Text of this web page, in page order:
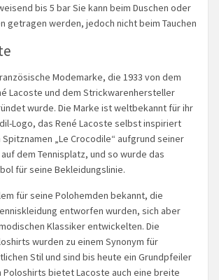
bis 5 bar Sie kann beim Duschen oder
getragen werden, jedoch nicht beim Tauchen
Modemarke, die 1933 von dem
Lacoste und dem Strickwarenhersteller
wurde. Die Marke ist weltbekannt für ihr
Logo, das René Lacoste selbst inspiriert
„Le Crocodile“ aufgrund seiner
dem Tennisplatz, und so wurde das
für seine Bekleidungslinie.
für seine Polohemden bekannt, die
entworfen wurden, sich aber
Klassiker entwickelten. Die
wurden zu einem Synonym für
Stil und sind bis heute ein Grundpfeiler
Poloshirts bietet Lacoste auch eine breite